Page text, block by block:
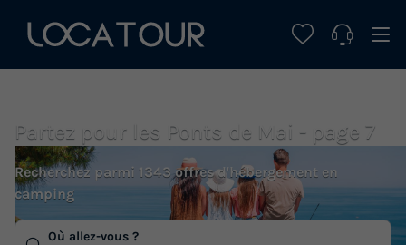
Partez pour les Ponts de Mai - page 7
Recherchez parmi 1343 offres d'hébergement en
camping
Où allez-vous ?